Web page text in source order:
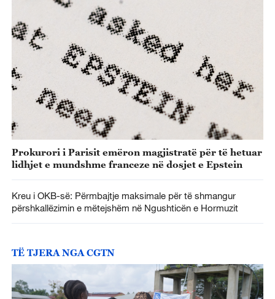
Prokurori i Parisit emëron magjistratë për të hetuar
lidhjet e mundshme franceze në dosjet e Epstein
Kreu i OKB-së: Përmbajtje maksimale për të shmangur
përshkallëzimin e mëtejshëm në Ngushticën e Hormuzit
TË TJERA NGA CGTN